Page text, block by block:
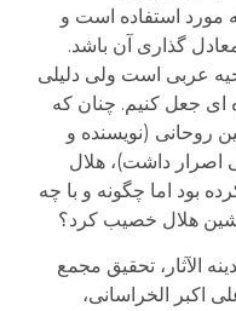
استفاده است و
گذاری آن باشد.
عربی است ولی دلیلی
ای جعل کنیم. چنان که
روحانی (نویسنده و
داشت)، هلال
بود اما چگونه و با چه
هلال خصیب کرد؟
الآثار، تحقیق مجمع
اکبر الخراسانی،